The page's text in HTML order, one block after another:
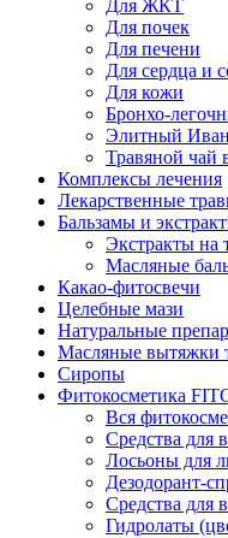
Для ЖКТ
Для почек
Для печени
Для сердца и
Для кожи
Бронхо-
Элитный
Травяной чай
Комплексы лечения
Лекарственные
Бальзамы и
Экстракты на
Масляные
Какао-фитосвечи
Целебные мази
Натуральные
Масляные вытяжки
Сиропы
Фитокосметика
Вся
Средства для
Лосьоны для
Дезодорант-
Средства для
Гидролаты